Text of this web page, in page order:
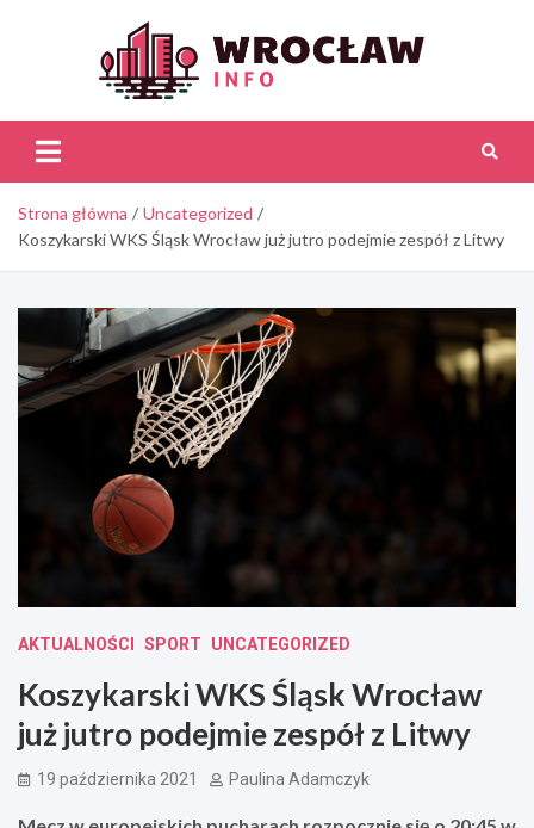
Strona główna
Uncategorized
Koszykarski WKS Śląsk Wrocław już jutro podejmie zespół z Litwy
AKTUALNOŚCI SPORT UNCATEGORIZED
Koszykarski WKS Śląsk Wrocław
już jutro podejmie zespół z Litwy
19 października 2021 Paulina Adamczyk